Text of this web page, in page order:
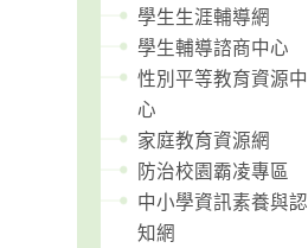
學生生涯輔導網
學生輔導諮商中心
性別平等教育資源中
心
家庭教育資源網
防治校園霸凌專區
中小學資訊素養與認
知網